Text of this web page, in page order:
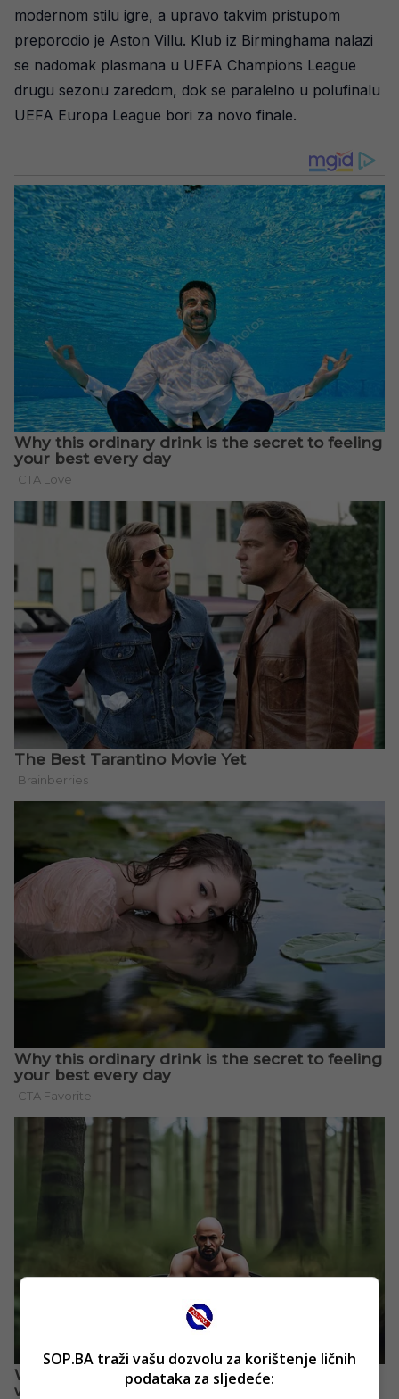
modernom stilu igre, a upravo takvim pristupom
preporodio je Aston Villu. Klub iz Birminghama nalazi
se nadomak plasmana u UEFA Champions League
drugu sezonu zaredom, dok se paralelno u polufinalu
UEFA Europa League bori za novo finale.
SOP.BA traži vašu dozvolu za korištenje ličnih
podataka za sljedeće: